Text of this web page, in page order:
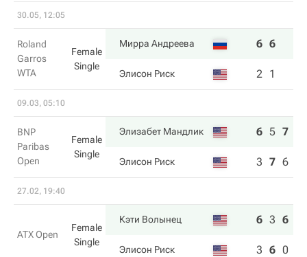
30.05, 12:05
Roland
Garros
WTA
Female
Single
Мирра Андреева 6 6
Элисон Риск 2 1
09.03, 05:10
BNP
Paribas
Open
Female
Single
Элизабет Мандлик 6 5 7
Элисон Риск 3 7 6
27.02, 19:40
ATX Open
Female
Single
Кэти Волынец 6 3 6
Элисон Риск 3 6 0